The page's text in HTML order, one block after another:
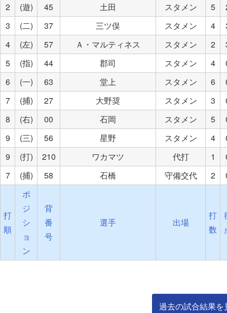
2
(遊) 45 土田 スタメン 5
3
(二) 37 三ツ俣 スタメン 4
4
(左) 57 Ａ・マルティネス スタメン 2
5
(指) 44 郡司 スタメン 4
6
(一) 63 堂上 スタメン 6
7
(捕) 27 大野奨 スタメン 3
8
(右) 00 石岡 スタメン 5
9
(三) 56 星野 スタメン 4
9
(打) 210 ワカマツ 代打 1
7
(捕) 58 石橋 守備交代 2
打
順
ポ
ジ
シ
ョ
ン
背
番
号
選手 出場
打
数
過去の試合結果